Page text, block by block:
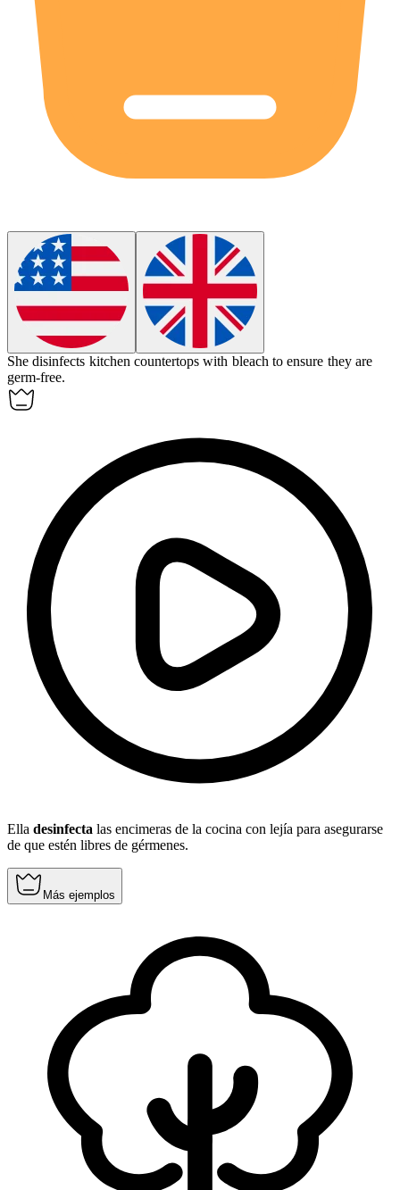
Shedisinfects kitchen countertops with bleach to ensure they are
germ-free.
Ella desinfecta las encimeras de la cocina con lejía para asegurarse
de que estén libres de gérmenes.
Más ejemplos